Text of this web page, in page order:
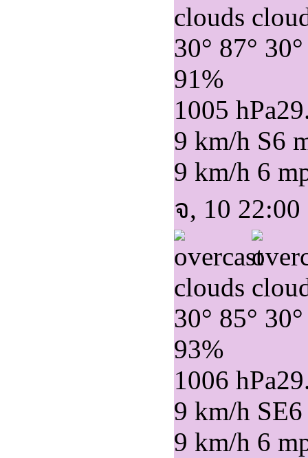
30° 87° 30°
91%
1005 hPa
9 km/h S6
9 km/h 6
จ, 10 22:00
30° 85° 30°
93%
1006 hPa
9 km/h SE
9 km/h 6